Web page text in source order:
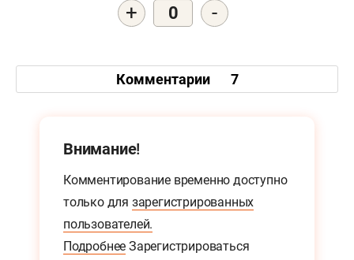
+ 0 -
Комментарии 7
Внимание!
Комментирование временно доступно
только для зарегистрированных
пользователей.
Подробнее Зарегистрироваться